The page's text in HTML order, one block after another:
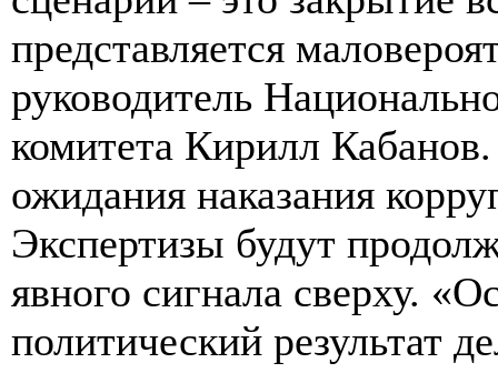
представляется
руководитель
комитета Кирилл
ожидания наказания
Экспертизы будут
явного сигнала сверху.
политический результат